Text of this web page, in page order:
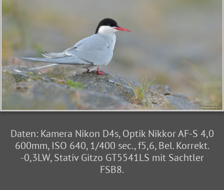
Daten: Kamera Nikon D4s, Optik Nikkor AF-S 4,0
600mm, ISO 640, 1/400 sec., f5,6, Bel. Korrekt.
-0,3LW, Stativ Gitzo GT5541LS mit Sachtler
FSB8.